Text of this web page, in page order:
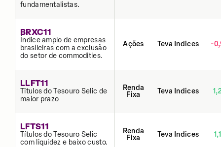
fundamentalistas.
BRXC11
Índice amplo de empresas
brasileiras com a exclusão
do setor de commodities.
Ações Teva Indices -
LLFT11
Tĩtulos do Tesouro Selic de
maior prazo
Renda
Fixa
Teva Indices
LFTS11
Títulos do Tesouro Selic
com liquidez e baixo custo.
Renda
Fixa
Teva Indices